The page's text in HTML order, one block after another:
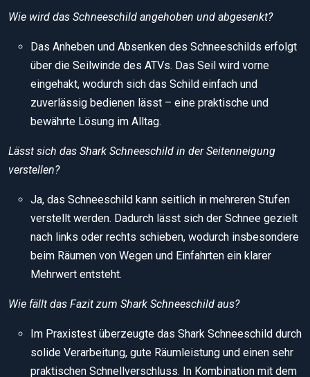
Wie wird das Schneeschild angehoben und abgesenkt?
Das Anheben und Absenken des Schneeschilds erfolgt
über die Seilwinde des ATVs. Das Seil wird vorne
eingehakt, wodurch sich das Schild einfach und
zuverlässig bedienen lässt – eine praktische und
bewährte Lösung im Alltag.
Lässt sich das Shark Schneeschild in der Seitenneigung
verstellen?
Ja, das Schneeschild kann seitlich in mehreren Stufen
verstellt werden. Dadurch lässt sich der Schnee gezielt
nach links oder rechts schieben, wodurch insbesondere
beim Räumen von Wegen und Einfahrten ein klarer
Mehrwert entsteht.
Wie fällt das Fazit zum Shark Schneeschild aus?
Im Praxistest überzeugte das Shark Schneeschild durch
solide Verarbeitung, gute Räumleistung und einen sehr
praktischen Schnellverschluss. In Kombination mit dem